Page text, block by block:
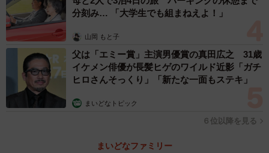
分刻み… 「大学生でも組まねえよ！」
山岡 もと子
父は「エミー賞」主演男優賞の真田広之 31歳
イケメン俳優が長髪ヒゲのワイルド近影「ガチ
ヒロさんそっくり」「新たな一面もステキ」
まいどなトピック
６位以降を見る
まいどなファミリー